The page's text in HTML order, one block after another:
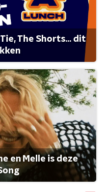
The Shorts... dit
en Melle is deze